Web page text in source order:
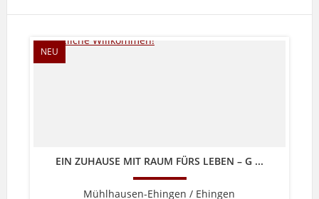
NEU
EIN ZUHAUSE MIT RAUM FÜRS LEBEN – G ...
Mühlhausen-Ehingen / Ehingen